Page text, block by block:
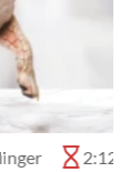
2:12 h